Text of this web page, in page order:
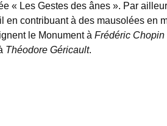
« Les Gestes des ânes ». Par
en contribuant à des mausolées en
le Monument à Frédéric Chopin
Théodore Géricault.